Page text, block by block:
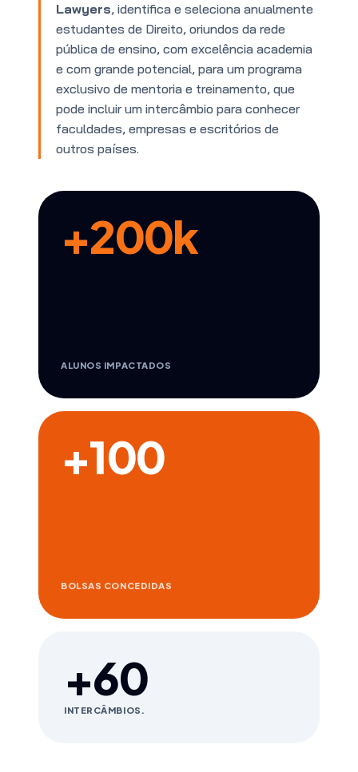
Lawyers, identifica e seleciona anualmente
estudantes de Direito, oriundos da rede
pública de ensino, com excelência academia
e com grande potencial, para um programa
exclusivo de mentoria e treinamento, que
pode incluir um intercâmbio para conhecer
faculdades, empresas e escritórios de
outros países.
+200k
ALUNOS IMPACTADOS
+100
BOLSAS CONCEDIDAS
+60
INTERCÂMBIOS.